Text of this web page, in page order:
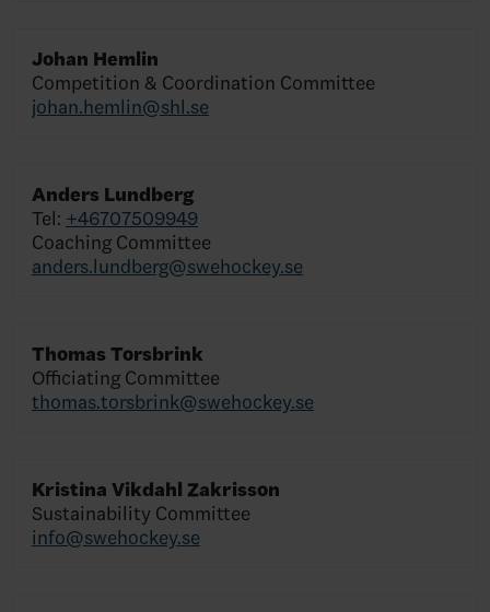
Johan Hemlin
Competition & Coordination Committee
johan.hemlin@shl.se
Anders Lundberg
Tel: +46707509949
Coaching Committee
anders.lundberg@swehockey.se
Thomas Torsbrink
Officiating Committee
thomas.torsbrink@swehockey.se
Kristina Vikdahl Zakrisson
Sustainability Committee
info@swehockey.se